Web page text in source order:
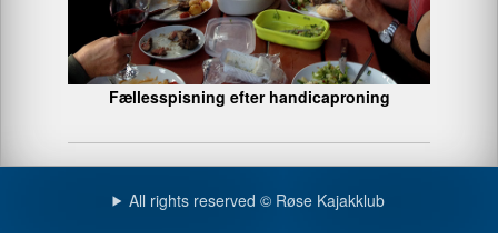
Fællesspisning efter handicaproning
All rights reserved © Røse Kajakklub